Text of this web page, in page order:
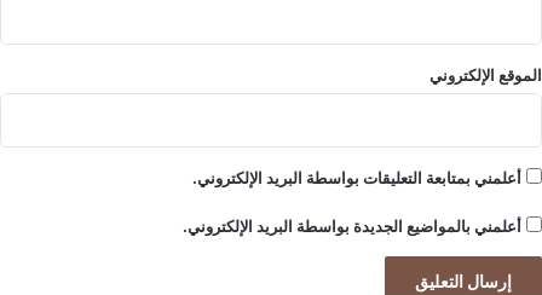
ر
و
ا
ب
ش
ة
الموقع الإلكتروني
أعلمني بمتابعة التعليقات بواسطة البريد الإلكتروني.
أعلمني بالمواضيع الجديدة بواسطة البريد الإلكتروني.